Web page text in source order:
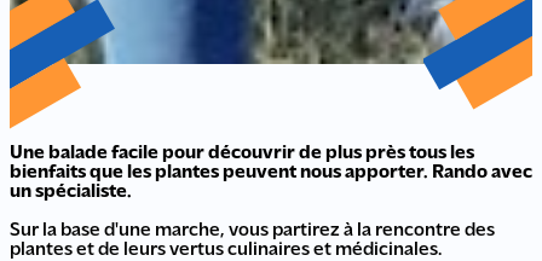
Une balade facile pour découvrir de plus près tous les
bienfaits que les plantes peuvent nous apporter. Rando avec
un spécialiste.
Sur la base d'une marche, vous partirez à la rencontre des
plantes et de leurs vertus culinaires et médicinales.